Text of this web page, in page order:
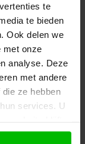
te
te bieden
Ook delen we
met onze
analyse. Deze
met andere
ze hebben
services. U
maken;
zzp’ers
de